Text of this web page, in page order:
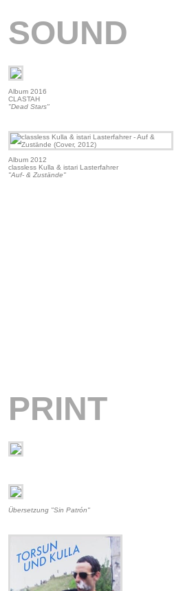
SOUND
Album 2016
CLASTAH
"Dead Stars"
Album 2012
classless Kulla & istari Lasterfahrer
"Auf- & Zustände"
PRINT
Übersetzung "Sin Patrón"